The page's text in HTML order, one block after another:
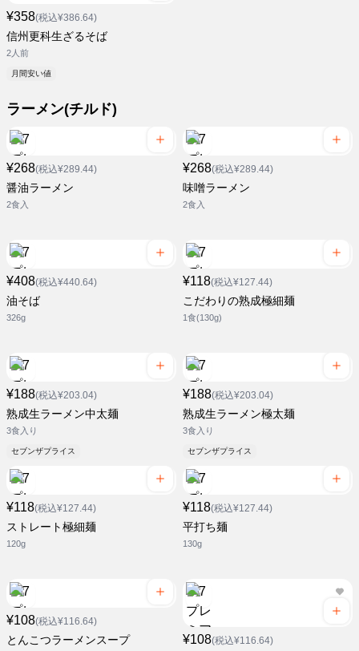
¥358(税込¥386.64)
信州更科生ざるそば
2人前
月間安い値
ラーメン(チルド)
¥268(税込¥289.44)
醤油ラーメン
2食入
¥268(税込¥289.44)
味噌ラーメン
2食入
¥408(税込¥440.64)
油そば
326g
¥118(税込¥127.44)
こだわりの熟成極細麺
1食(130g)
¥188(税込¥203.04)
熟成生ラーメン中太麺
3食入り
セブンザプライス
¥188(税込¥203.04)
熟成生ラーメン極太麺
3食入り
セブンザプライス
¥118(税込¥127.44)
ストレート極細麺
120g
¥118(税込¥127.44)
平打ち麺
130g
¥108(税込¥116.64)
とんこつラーメンスープ ¥108(税込¥116.64)